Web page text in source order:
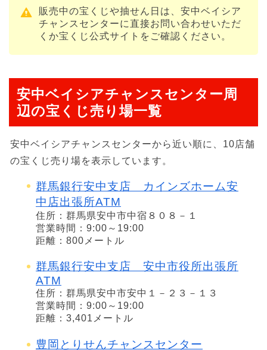
販売中の宝くじや抽せん日は、安中ベイシア
チャンスセンターに直接お問い合わせいただ
くか宝くじ公式サイトをご確認ください。
安中ベイシアチャンスセンター周
辺の宝くじ売り場一覧
安中ベイシアチャンスセンターから近い順に、10店舗
の宝くじ売り場を表示しています。
群馬銀行安中支店 カインズホーム安
中店出張所ATM
住所：群馬県安中市中宿８０８－１
営業時間：9:00～19:00
距離：800メートル
群馬銀行安中支店 安中市役所出張所
ATM
住所：群馬県安中市安中１－２３－１３
営業時間：9:00～19:00
距離：3,401メートル
豊岡とりせんチャンスセンター